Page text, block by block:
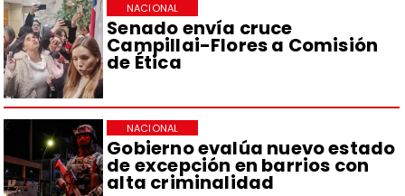
Senado envía cruce
Campillai-Flores a Comisión
de Ética
NACIONAL
Gobierno evalúa nuevo estado
de excepción en barrios con
alta criminalidad
NACIONAL